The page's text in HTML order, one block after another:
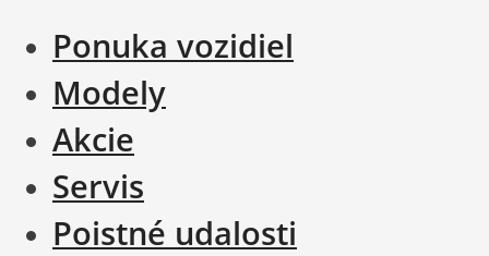
Ponuka vozidiel
Modely
Akcie
Servis
Poistné udalosti